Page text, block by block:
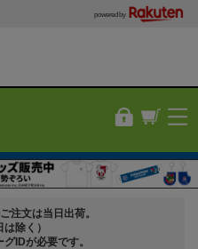
powered by
注文は当日出荷。
は除く）
IDが必要です。